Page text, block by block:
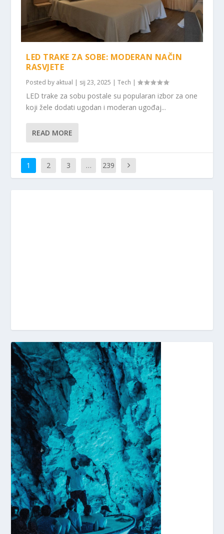
LED TRAKE ZA SOBE: MODERAN NAČIN
RASVJETE
Posted by aktual | sij 23, 2025 |Tech |
LED trake za sobu postale su popularan izbor za one
koji žele dodati ugodan i moderan ugođaj...
READ MORE
1 2 3 … 239